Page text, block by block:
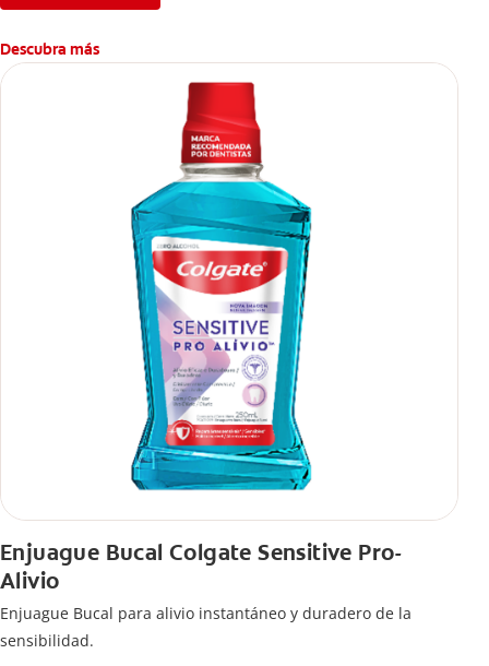
Descubra más
Enjuague Bucal Colgate Sensitive Pro-
Alivio
Enjuague Bucal para alivio instantáneo y duradero de la
sensibilidad.